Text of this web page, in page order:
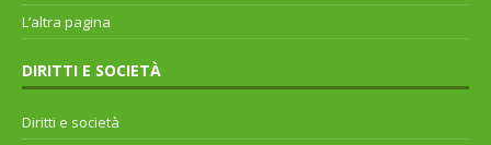
L’altra pagina
DIRITTI E SOCIETÀ
Diritti e società